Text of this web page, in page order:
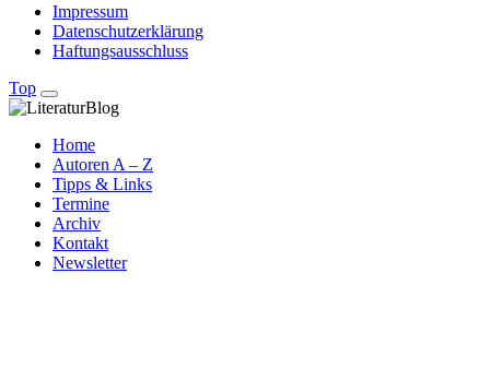
Impressum
Datenschutzerklärung
Haftungsausschluss
Top
Home
Autoren A – Z
Tipps & Links
Termine
Archiv
Kontakt
Newsletter